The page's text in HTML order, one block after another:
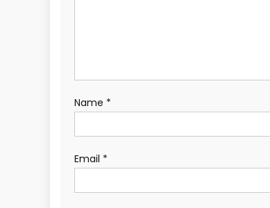
Name *
Email *